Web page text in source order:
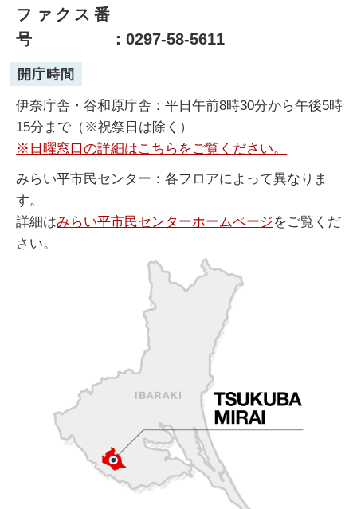
ファクス番
号
：0297-58-5611
開庁時間
伊奈庁舎・谷和原庁舎：平日午前8時30分から午後5時
15分まで（※祝祭日は除く）
※日曜窓口の詳細はこちらをご覧ください。
みらい平市民センター：各フロアによって異なりま
す。
詳細はみらい平市民センターホームページをご覧くだ
さい。